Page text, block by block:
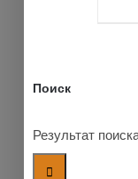
Поиск
Результат